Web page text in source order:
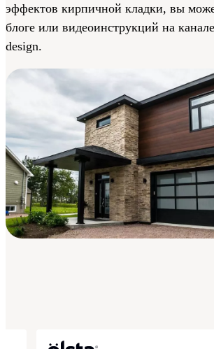
эффектов кирпичной кладки, вы
блоге или видеоинструкций на
design.